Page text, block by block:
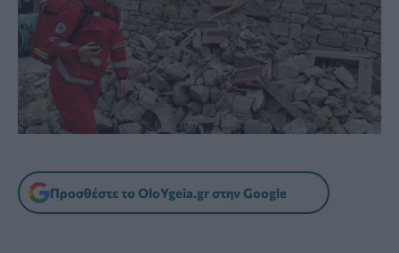
Προσθέστε το OloYgeia.gr στην Google